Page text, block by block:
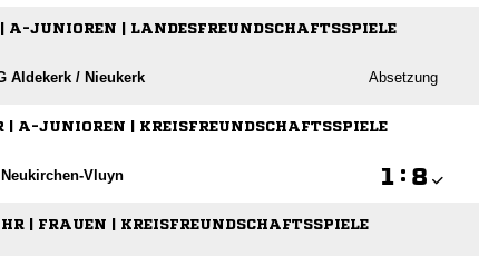
JUNIOREN | LANDESFREUNDSCHAFTSSPIELE
Aldekerk /​ Nieukerk Absetzung
A-JUNIOREN | KREISFREUNDSCHAFTSSPIELE
Neukirchen-Vluyn  : 
| FRAUEN | KREISFREUNDSCHAFTSSPIELE